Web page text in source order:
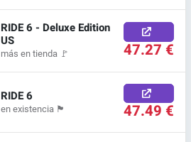
RIDE 6 - Deluxe Edition
US
más en tienda 🚩 47.27 €
RIDE 6
en existencia 🏴 47.49 €